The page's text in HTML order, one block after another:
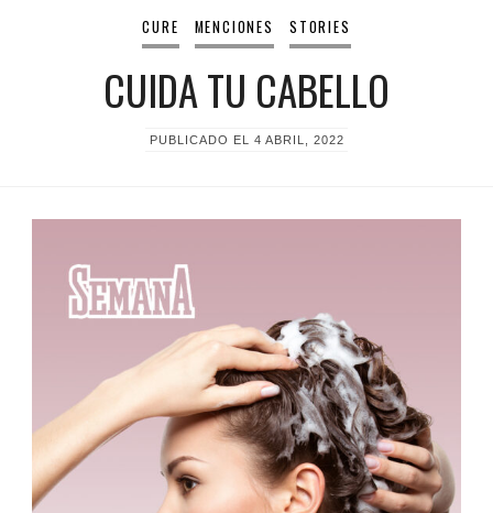
CURE MENCIONES STORIES
CUIDA TU CABELLO
PUBLICADO EL 4 ABRIL, 2022